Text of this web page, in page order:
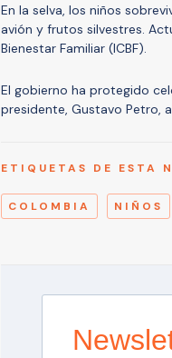
En la selva, los niños
avión y frutos silvestres.
Bienestar Familiar (ICBF).
El gobierno ha protegido
presidente, Gustavo Petro,
ETIQUETAS DE ESTA
COLOMBIA NIÑOS